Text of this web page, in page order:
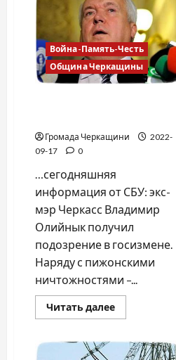
Война-Память-Честь
Община Черкащины
Громада Черкащини
2022-
09-17
0
…сегодняшняя
информация от СБУ: экс-
мэр Черкасс Владимир
Олийнык получил
подозрение в госизмене.
Наряду с пижонскими
ничтожностями –...
Читать далееПрочитать
больше
Олийнык,
подозрение